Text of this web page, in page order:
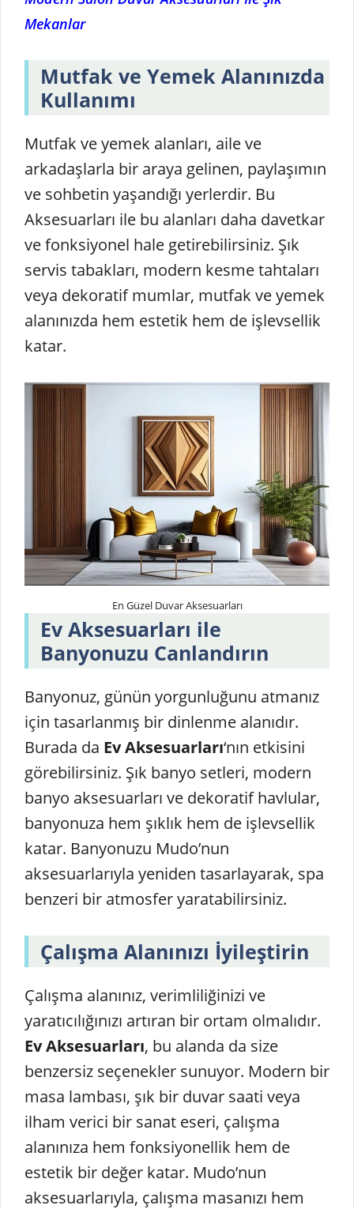
Mekanlar
Mutfak ve Yemek Alanınızda
Kullanımı
Mutfak ve yemek alanları, aile ve
arkadaşlarla bir araya gelinen, paylaşımın
ve sohbetin yaşandığı yerlerdir. Bu
Aksesuarları ile bu alanları daha davetkar
ve fonksiyonel hale getirebilirsiniz. Şık
servis tabakları, modern kesme tahtaları
veya dekoratif mumlar, mutfak ve yemek
alanınızda hem estetik hem de işlevsellik
katar.
En Güzel Duvar Aksesuarları
Ev Aksesuarları ile
Banyonuzu Canlandırın
Banyonuz, günün yorgunluğunu atmanız
için tasarlanmış bir dinlenme alanıdır.
Burada da Ev Aksesuarları‘nın etkisini
görebilirsiniz. Şık banyo setleri, modern
banyo aksesuarları ve dekoratif havlular,
banyonuza hem şıklık hem de işlevsellik
katar. Banyonuzu Mudo’nun
aksesuarlarıyla yeniden tasarlayarak, spa
benzeri bir atmosfer yaratabilirsiniz.
Çalışma Alanınızı İyileştirin
Çalışma alanınız, verimliliğinizi ve
yaratıcılığınızı artıran bir ortam olmalıdır.
Ev Aksesuarları, bu alanda da size
benzersiz seçenekler sunuyor. Modern bir
masa lambası, şık bir duvar saati veya
ilham verici bir sanat eseri, çalışma
alanınıza hem fonksiyonellik hem de
estetik bir değer katar. Mudo’nun
aksesuarlarıyla, çalışma masanızı hem